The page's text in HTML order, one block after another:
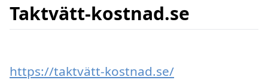
Taktvätt-kostnad.se
https://taktvätt-kostnad.se/